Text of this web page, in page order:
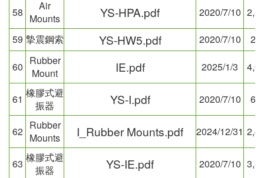
58
Air
Mounts
YS-HPA.pdf 2020/7/10
59 摯震鋼索 YS-HW5.pdf 2020/7/10
60 Rubber
Mount
IE.pdf 2025/1/3
61 橡膠式避
振器
YS-I.pdf 2020/7/10
62 Rubber
Mounts
I_Rubber Mounts.pdf 2024/12/31
63 橡膠式避
振器
YS-IE.pdf 2020/7/10